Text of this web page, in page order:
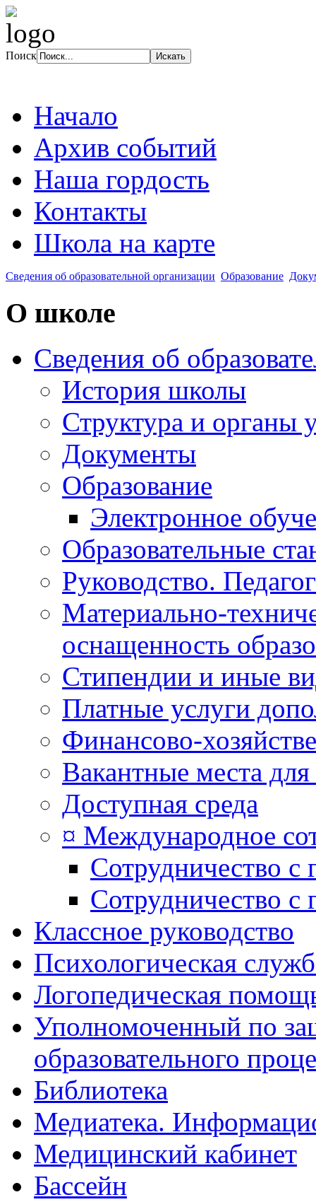
Поиск
Начало
Архив событий
Наша гордость
Контакты
Школа на карте
Сведения об образовательной организации Образование
О школе
Сведения об
История школы
Структура и органы
Документы
Образование
Электронное
Образовательные
Руководство.
Материально-
оснащенность
Стипендии и иные
Платные услуги
Финансово-
Вакантные места для
Доступная среда
¤ Международное
Сотрудничество
Сотрудничество с
Классное руководство
Психологическая
Логопедическая
Уполномоченный по
образовательного
Библиотека
Медиатека.
Медицинский кабинет
Бассейн